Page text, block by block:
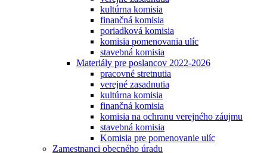
kultúrna komisia
finančná komisia
poriadková komisia
komisia pomenovania ulíc
stavebná komisia
Materiály pre poslancov 2022-2026
pracovné stretnutia
verejné zasadnutia
kultúrna komisia
finančná komisia
komisia na ochranu verejného záujmu
stavebná komisia
Komisia pre pomenovanie ulíc
Zamestnanci obecného úradu